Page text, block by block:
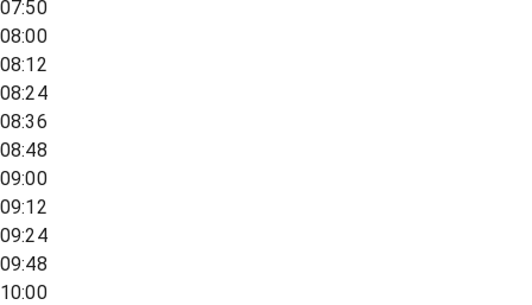
07:50
08:00
08:12
08:24
08:36
08:48
09:00
09:12
09:24
09:48
10:00